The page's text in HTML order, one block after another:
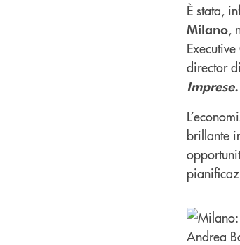
È stata,
Milano,
director
brillante